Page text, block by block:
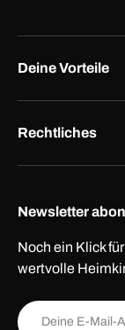
Deine Vorteile
Rechtliches
Newsletter
Noch ein Klick
wertvolle
E-Mail